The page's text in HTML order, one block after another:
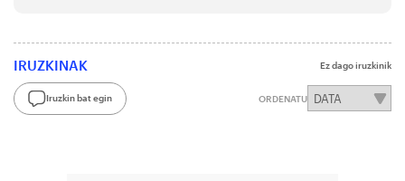
IRUZKINAK Ez dago iruzkinik
Iruzkin bat egin ORDENATU